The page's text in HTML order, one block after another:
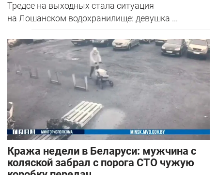
Тредсе на выходных стала ситуация
на Лошанском водохранилище: девушка ...
Кража недели в Беларуси: мужчина с
коляской забрал с порога СТО чужую